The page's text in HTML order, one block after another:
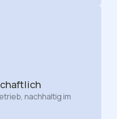
nachhaltig im